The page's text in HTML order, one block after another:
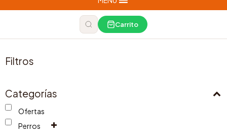
Carrito
Filtros
Categorías
Ofertas
Perros